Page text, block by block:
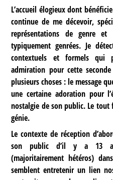
L’accueil élogieux dont bénéficie
continue de me décevoir,
représentations de genre
typiquement genrées. Je
contextuels et formels qui
admiration pour cette
plusieurs choses : le message
une certaine adoration pour
nostalgie de son public. Le
génie.
Le contexte de réception
son public d’il y a 13
(majoritairement hétéros)
semblent entretenir un lien